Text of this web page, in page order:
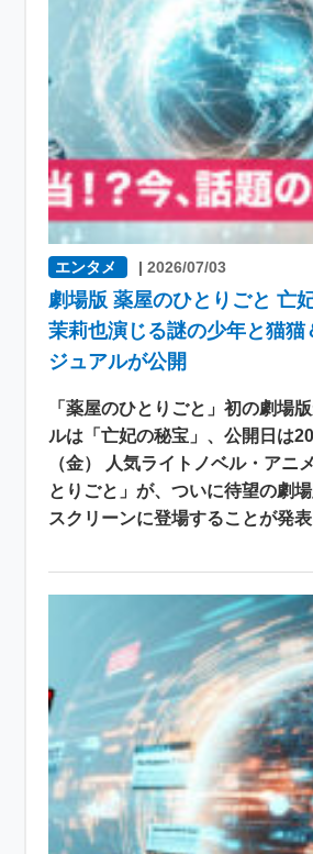
エンタメ |2026/07/03
劇場版 薬屋のひとりごと 亡
茉莉也演じる謎の少年と猫猫
ジュアルが公開
「薬屋のひとりごと」初の劇場
ルは「亡妃の秘宝」、公開日は
（金） 人気ライトノベル・アニ
とりごと」が、ついに待望の劇
スクリーンに登場することが発